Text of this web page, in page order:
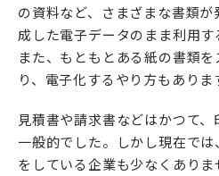
の資料など、さまざまな書類
成した電子データのまま利用す
また、もともとある紙の書類
り、電子化するやり方もありま
見積書や請求書などはかつて
一般的でした。しかし現在で
をしている企業も少なくありま